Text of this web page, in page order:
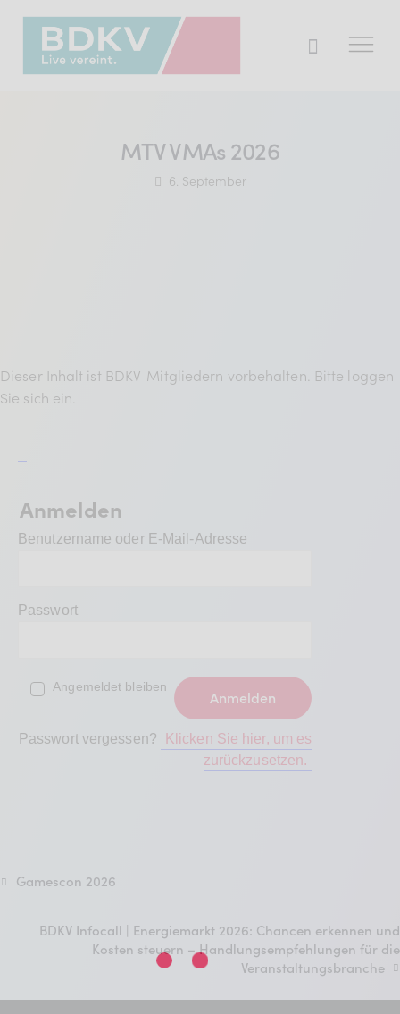
MTV VMAs 2026
6. September
Dieser Inhalt ist BDKV-Mitgliedern vorbehalten. Bitte loggen
Sie sich ein.
Anmelden
Benutzername oder E-Mail-Adresse
Passwort
Angemeldet bleiben
Passwort vergessen?
Klicken Sie hier, um es
zurückzusetzen.
Gamescon 2026
BDKV Infocall | Energiemarkt 2026: Chancen erkennen und
Kosten steuern – Handlungsempfehlungen für die
Veranstaltungsbranche
Der BDKV
Themen & Markt
Verband
Geldwerte Vorteile und
Rabatte